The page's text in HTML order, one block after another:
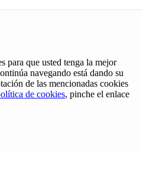
para que usted tenga la mejor
navegando está dando su
de las mencionadas cookies
de cookies, pinche el enlace